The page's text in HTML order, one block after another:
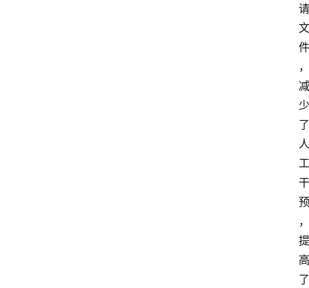
请
文
件
，
减
少
了
人
工
干
预
，
提
高
了